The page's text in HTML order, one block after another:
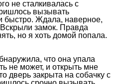
не сталкивалась с
вызывать
быстро. Ждала, наверное,
замок. Правда
но я хоть домой попала.
что она упала
не может, и открыть мне
дверь закрыта на собачку с